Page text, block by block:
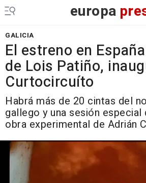
europa
GALICIA
El estreno en
de Lois Patiño,
Curtocircuíto
Habrá más de 20 cintas del
gallego y una sesión especial
obra experimental de Adrián